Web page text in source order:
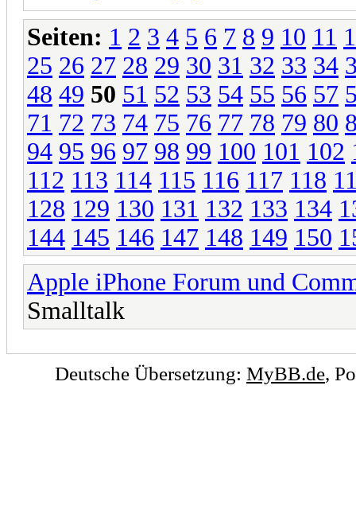
Seiten: 1 2 3 4 5 6 7 8 9 10 11
25 26 27 28 29 30 31 32 33 34
48 49 50 51 52 53 54 55 56 57
71 72 73 74 75 76 77 78 79 80
94 95 96 97 98 99 100 101 102
112 113 114 115 116 117 118
128 129 130 131 132 133 134
144 145 146 147 148 149 150
Apple iPhone Forum und
Smalltalk
Deutsche Übersetzung: MyBB.de,